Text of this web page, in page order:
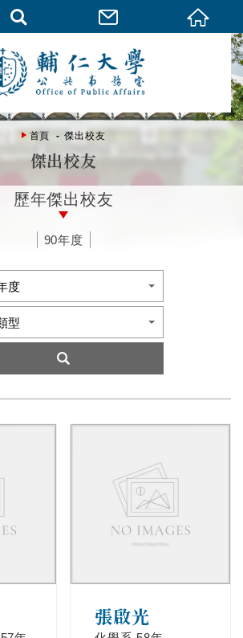
首頁 傑出校友
傑出校友
歷年傑出校友
90年度
張啟光